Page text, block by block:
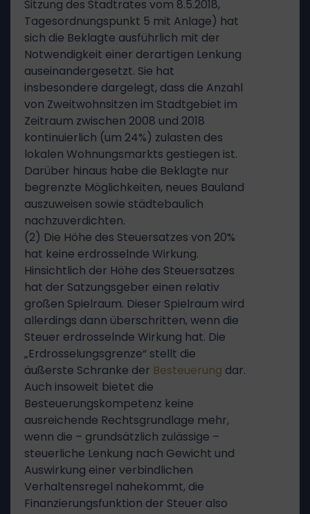
Sitzung des Stadtrates vom 8.5.2018,
Tagesordnungspunkt 5 mit Anlage) hat
sich die Beklagte ausführlich mit der
Notwendigkeit einer derartigen Lenkung
auseinandergesetzt. Sie hat
insbesondere dargelegt, dass die Anzahl
von Zweitwohnsitzen im Stadtgebiet im
Zeitraum zwischen 2008 und 2018
kontinuierlich (um 24%) zulasten des
lokalen Wohnungsmarkts gestiegen ist.
Darüber hinaus habe die Beklagte nur
begrenzte Möglichkeiten, neues Bauland
auszuweisen sowie städtebaulich
nachzuverdichten.
(2) Die Höhe des Steuersatzes von 20%
hat keine erdrosselnde Wirkung.
Hinsichtlich der Höhe des Steuersatzes
hat der Satzungsgeber einen relativ
großen Spielraum. Dieser Spielraum wird
allerdings dann überschritten, wenn die
Steuer erdrosselnde Wirkung hat. Die
„Erdrosselungsgrenze“ stellt die
äußerste Schranke der Besteuerung dar.
Auch insoweit bietet die
Besteuerungskompetenz keine
ausreichende Rechtsgrundlage mehr,
wenn die – grundsätzlich zulässige –
steuerliche Lenkung nach Gewicht und
Auswirkung einer verbindlichen
Verhaltensregel nahekommt, die
Finanzierungsfunktion der Steuer also